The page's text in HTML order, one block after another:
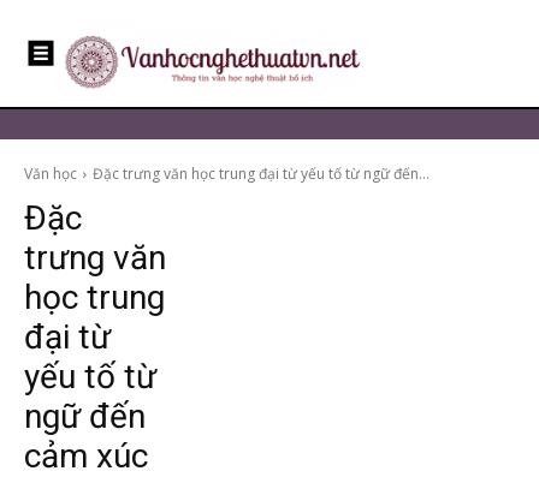
Văn học Đặc trưng văn học trung đại từ yếu tố từ ngữ đến...
Đặc
trưng văn
học trung
đại từ
yếu tố từ
ngữ đến
cảm xúc